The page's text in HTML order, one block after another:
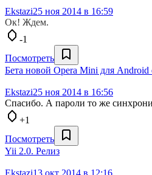
Ekstazi25 ноя 2014 в 16:59
Ок! Ждем.
-1
Посмотреть
Бета новой Opera Mini для Android
Ekstazi25 ноя 2014 в 16:56
Спасибо. А пароли то же
+1
Посмотреть
Yii 2.0. Релиз
Ekstazi13 окт 2014 в 12:16